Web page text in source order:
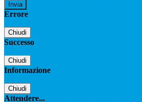
Errore
Chiudi
Successo
Chiudi
Informazione
Chiudi
Attendere...